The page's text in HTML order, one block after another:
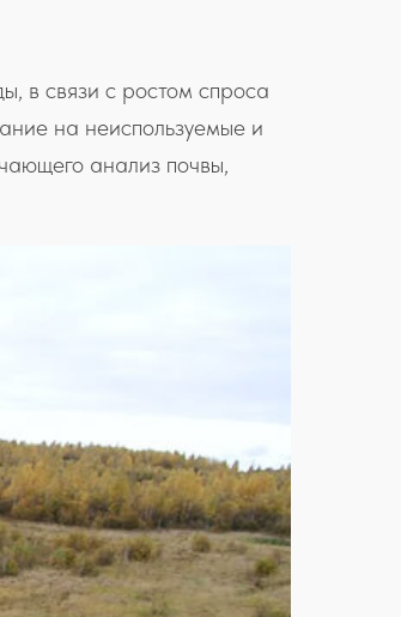
в связи с ростом спроса
на неиспользуемые и
анализ почвы,